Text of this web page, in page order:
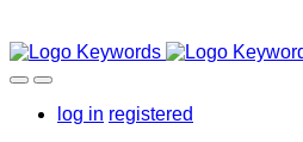
log in registered